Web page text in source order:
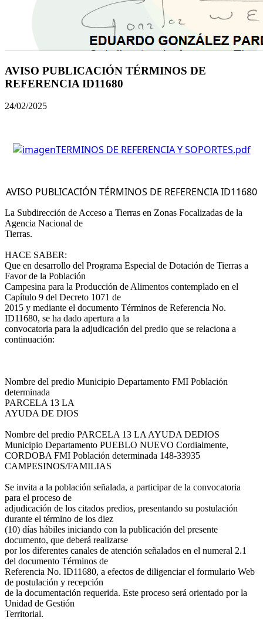
AVISO PUBLICACIÓN TÉRMINOS DE
REFERENCIA ID11680
24/02/2025
TERMINOS DE REFERENCIA Y SOPORTES.pdf
AVISO PUBLICACIÓN TÉRMINOS DE REFERENCIA ID11680
La Subdirección de Acceso a Tierras en Zonas Focalizadas de la
Agencia Nacional de
Tierras.
HACE SABER:
Que en desarrollo del Programa Especial de Dotación de Tierras a
Favor de la Población
Campesina para la Producción de Alimentos contemplado en el
Capítulo 9 del Decreto 1071 de
2015 y mediante el documento Términos de Referencia No.
ID11680, se ha dado apertura a la
convocatoria para la adjudicación del predio que se relaciona a
continuación:
Nombre del predio Municipio Departamento FMI Población
determinada
PARCELA 13 LA
AYUDA DE DIOS
Nombre del predio PARCELA 13 LA AYUDA DEDIOS
Municipio Departamento PUEBLO NUEVO Cordialmente,
CORDOBA FMI Población determinada 148-33935
CAMPESINOS/FAMILIAS
Se invita a la población señalada, a participar de la convocatoria
para el proceso de
adjudicación de los citados predios, presentando su postulación
durante el término de los diez
(10) días hábiles iniciando con la publicación del presente
documento, que deberá realizarse
por los diferentes canales de atención señalados en el numeral 2.1
del documento Términos de
Referencia No. ID11680, a efectos de diligenciar el formulario Web
de postulación y recepción
de la documentación requerida. Este proceso será orientado por la
Unidad de Gestión
Territorial.